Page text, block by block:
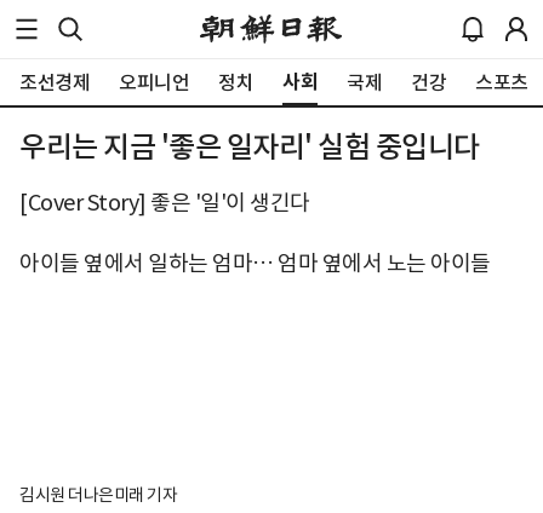
조선경제 오피니언 정치 사회 국제 건강 스포츠
우리는 지금 '좋은 일자리' 실험 중입니다
[Cover Story] 좋은 '일'이 생긴다
아이들 옆에서 일하는 엄마… 엄마 옆에서 노는 아이들
김시원 더나은미래 기자